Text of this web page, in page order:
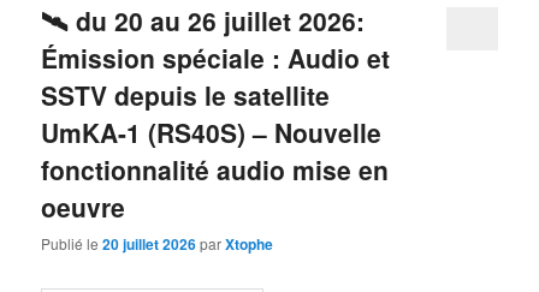
🛰️ du 20 au 26 juillet 2026:
Émission spéciale : Audio et
SSTV depuis le satellite
UmKA-1 (RS40S) – Nouvelle
fonctionnalité audio mise en
oeuvre
Publié le20 juillet 2026parXtophe